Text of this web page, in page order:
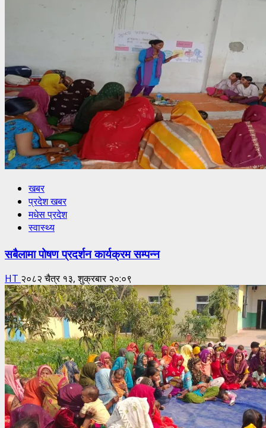
खबर
प्रदेश खबर
मधेस प्रदेश
स्वास्थ्य
सबैलामा पोषण प्रदर्शन कार्यक्रम सम्पन्न
HT २०८२ चैत्र १३, शुक्रबार २०:०९